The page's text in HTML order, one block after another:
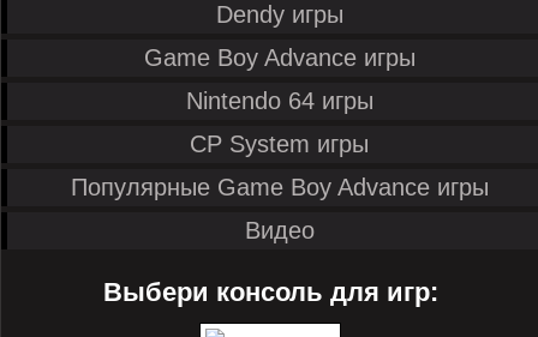
Dendy игры
Game Boy Advance игры
Nintendo 64 игры
CP System игры
Популярные Game Boy Advance игры
Видео
Выбери консоль для игр: